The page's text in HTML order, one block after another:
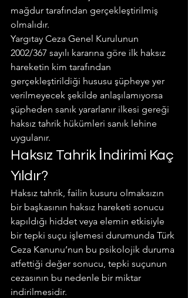
mağdur tarafından gerçekleştirilmiş
olmalıdır.
Yargıtay Ceza Genel Kurulunun
2002/367 sayılı kararına göre ilk haksız
hareketin kim tarafından
gerçekleştirildiği hususu şüpheye yer
verilmeyecek şekilde anlaşılamıyorsa
şüpheden sanık yararlanır ilkesi gereği
haksız tahrik hükümleri sanık lehine
uygulanır.
Haksız Tahrik İndirimi Kaç
Yıldır?
Haksız tahrik, failin kusuru olmaksızın
bir başkasının haksız hareketi sonucu
kapıldığı hiddet veya elemin etkisiyle
bir tepki suçu işlemesi durumunda Türk
Ceza Kanunu’nun bu psikolojik duruma
atfettiği değer sonucu, tepki suçunun
cezasının bu nedenle bir miktar
indirilmesidir.